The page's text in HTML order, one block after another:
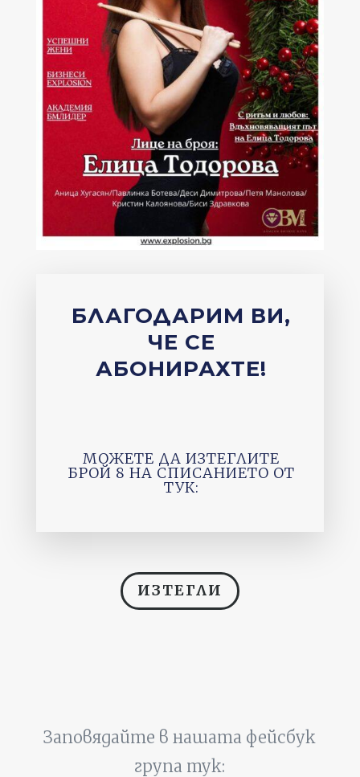
БЛАГОДАРИМ ВИ,
ЧЕ СЕ
АБОНИРАХТЕ!
МОЖЕТЕ ДА ИЗТЕГЛИТЕ
БРОЙ 8 НА СПИСАНИЕТО ОТ
ТУК:
ИЗТЕГЛИ
Заповядайте в нашата фейсбук
група тук: